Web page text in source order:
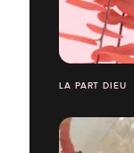
LA PART DIEU